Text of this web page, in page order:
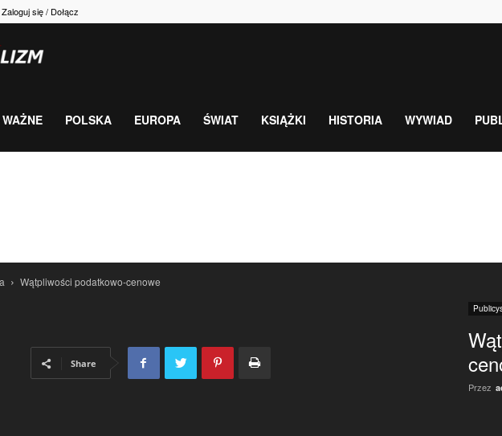
Zaloguj się / Dołącz
gospodarka,
POLSKA EUROPA ŚWIAT KSIĄŻKI HISTORIA WYWIAD
Wątpliwości podatkowo-cenowe
Przez
Share